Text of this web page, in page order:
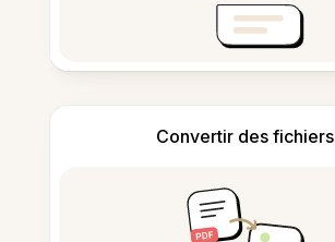
Convertir des fichiers